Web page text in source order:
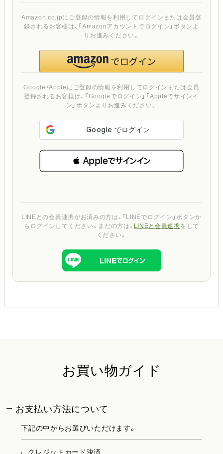
 Appleでサインイン
Google・Appleにご登録の情報を利用してログインまたは会員
登録されるお客様は、「Googleでログイン」「Appleでサインイ
ン」ボタンよりお進みください。
Amazon.co.jpにご登録の情報を利用してログインまたは会員登
録されるお客様は、「Amazonアカウントでログイン」ボタンよ
りお進みください。
LINEとの会員連携がお済みの方は、「LINEでログイン」ボタンか
らログインしてください。まだの方は、 LINEと会員連携をして
ください。
お買い物ガイド
お支払い方法について
下記の中からお選びいただけます。
クレジットカード決済